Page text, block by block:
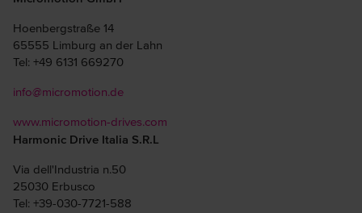
Hoenbergstraße 14
65555 Limburg an der Lahn
Tel: +49 6131 669270
info@micromotion.de
www.micromotion-drives.com
Harmonic Drive Italia S.R.L
Via dell'Industria n.50
25030 Erbusco
Tel: +39-030-7721-588